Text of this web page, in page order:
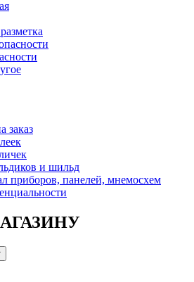
заказ
и шильд
приборов, панелей, мнемосхем